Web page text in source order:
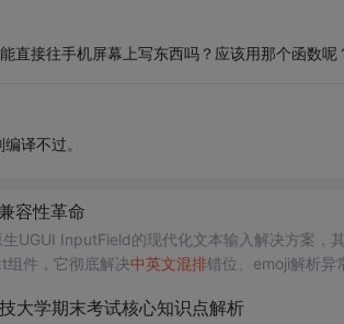
直接往手机屏幕上写东西吗？应该用那个函数呢
译不过。
容性革命
InputField的现代化文本输入解决方案，
件，它彻底解决中英文混排错位、emoji解析异
大学期末考试核心知识点解析